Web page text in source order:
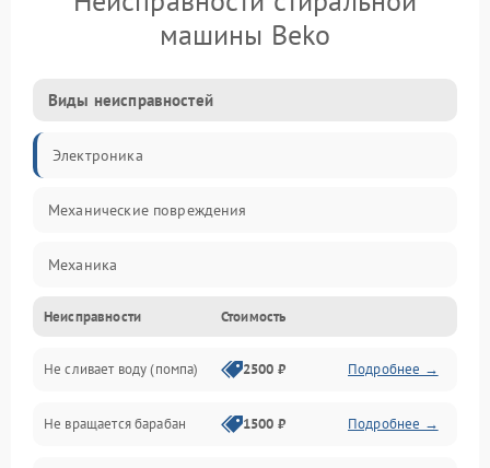
машины Beko
Виды неисправностей
Электроника
Механические повреждения
Механика
Электропитание
Водоснабжение
Слив
Неисправности Стоимость
Не сливает воду (помпа) 2500 ₽ Подробнее →
Не вращается барабан 1500 ₽ Подробнее →